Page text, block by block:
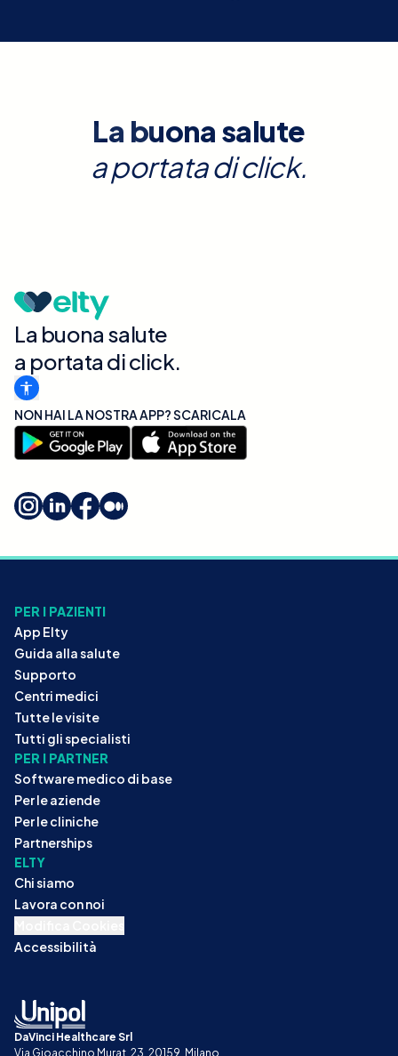
La buona salute
a portata di click.
La buona salute
a portata di click.
NON HAI LA NOSTRA APP? SCARICALA
PER I PAZIENTI
App Elty
Guida alla salute
Supporto
Centri medici
Tutte le visite
Tutti gli specialisti
PER I PARTNER
Software medico di base
Per le aziende
Per le cliniche
Partnerships
ELTY
Chi siamo
Lavora con noi
Accessibilità
DaVinci Healthcare Srl
Via Gioacchino Murat, 23, 20159, Milano